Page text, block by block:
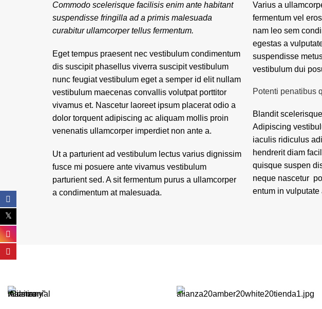
Commodo scelerisque facilisis enim ante habitant
suspendisse fringilla ad a primis malesuada
curabitur ullamcorper tellus fermentum.
Eget tempus praesent nec vestibulum condimentum
dis suscipit phasellus viverra suscipit vestibulum
nunc feugiat vestibulum eget a semper id elit nullam
vestibulum maecenas convallis volutpat porttitor
vivamus et. Nascetur laoreet ipsum placerat odio a
dolor torquent adipiscing ac aliquam mollis proin
venenatis ullamcorper imperdiet non ante a.
Ut a parturient ad vestibulum lectus varius dignissim
fusce mi posuere ante vivamus vestibulum
parturient sed. A sit fermentum purus a ullamcorper
a condimentum at malesuada.
Varius a
fermentum vel
nam leo sem
egestas a
suspendisse
vestibulum dui
Potenti penatibus
Blandit
Adipiscing
iaculis ridiculus
hendrerit diam
quisque suspen
neque nascetur
entum in vulputate